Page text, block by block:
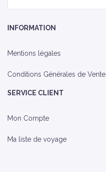
INFORMATION
Mentions légales
Conditions Générales de Vente
SERVICE CLIENT
Mon Compte
Ma liste de voyage